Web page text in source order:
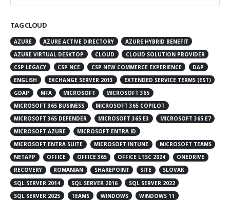
TAG CLOUD
AZURE AZURE ACTIVE DIRECTORY
AZURE HYBRID BENEFIT
AZURE VIRTUAL DESKTOP
CLOUD
CLOUD SOLUTION PROVIDER
CSP LEGACY
CSP NCE CSP NEW COMMERCE EXPERIENCE
DAP
ENGLISH
EXCHANGE SERVER 2013
EXTENDED SERVICE TERMS (EST)
GDAP
MFA MICROSOFT
MICROSOFT 365
MICROSOFT 365 BUSINESS
MICROSOFT 365 COPILOT
MICROSOFT 365 DEFENDER
MICROSOFT 365 E3
MICROSOFT 365 E7
MICROSOFT AZURE
MICROSOFT ENTRA ID
MICROSOFT ENTRA SUITE
MICROSOFT INTUNE
MICROSOFT TEAMS
NETAPP
OFFICE OFFICE 365 OFFICE LTSC 2024
ONEDRIVE
RECOVERY
ROMANIAN SHAREPOINT SITE
SLOVAK
SQL SERVER 2014
SQL SERVER 2016
SQL SERVER 2022
SQL SERVER 2025
TEAMS WINDOWS
WINDOWS 11